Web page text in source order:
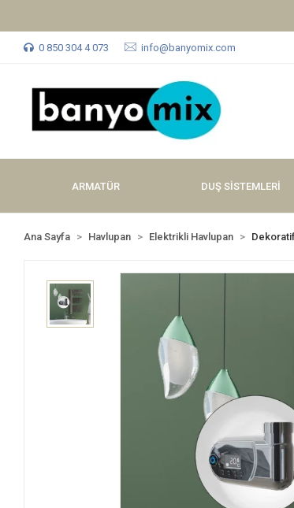
0 850 304 4 073 info@banyomix.com
ARMATÜR DUŞ SİSTEMLERİ
Ana Sayfa Havlupan Elektrikli Havlupan